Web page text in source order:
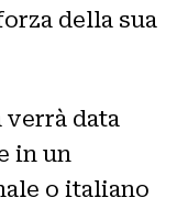
della sua
data
in un
o italiano